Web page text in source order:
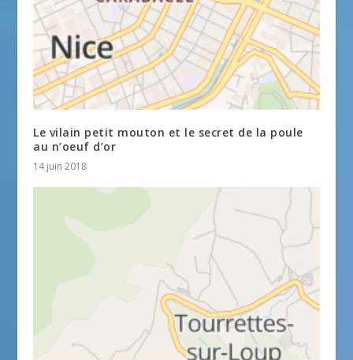
Le vilain petit mouton et le secret de la poule
au n’oeuf d’or
14 juin 2018